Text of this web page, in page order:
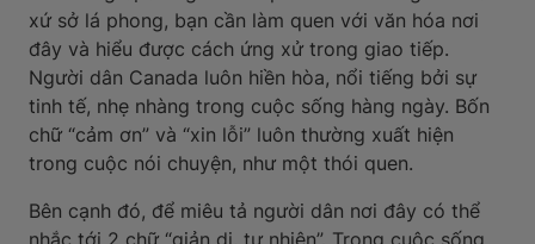
xứ sở lá phong, bạn cần làm quen với văn hóa nơi
đây và hiểu được cách ứng xử trong giao tiếp.
Người dân Canada luôn hiền hòa, nổi tiếng bởi sự
tinh tế, nhẹ nhàng trong cuộc sống hàng ngày. Bốn
chữ “cảm ơn” và “xin lỗi” luôn thường xuất hiện
trong cuộc nói chuyện, như một thói quen.
Bên cạnh đó, để miêu tả người dân nơi đây có thể